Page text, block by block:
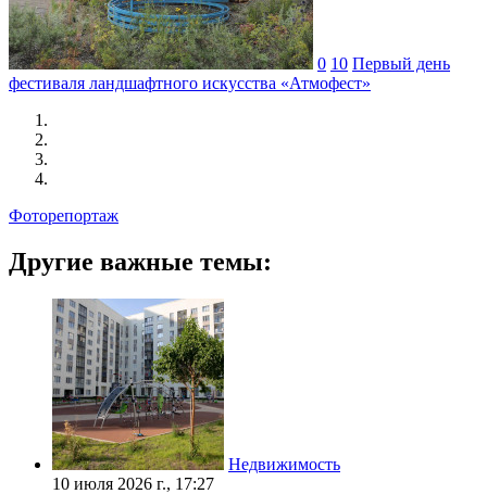
0 10 Первый день
фестиваля ландшафтного искусства «Атмофест»
Фоторепортаж
Другие важные темы:
Недвижимость
10 июля 2026 г., 17:27